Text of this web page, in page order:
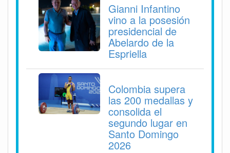
Gianni Infantino
vino a la posesión
presidencial de
Abelardo de la
Espriella
Colombia supera
las 200 medallas y
consolida el
segundo lugar en
Santo Domingo
2026